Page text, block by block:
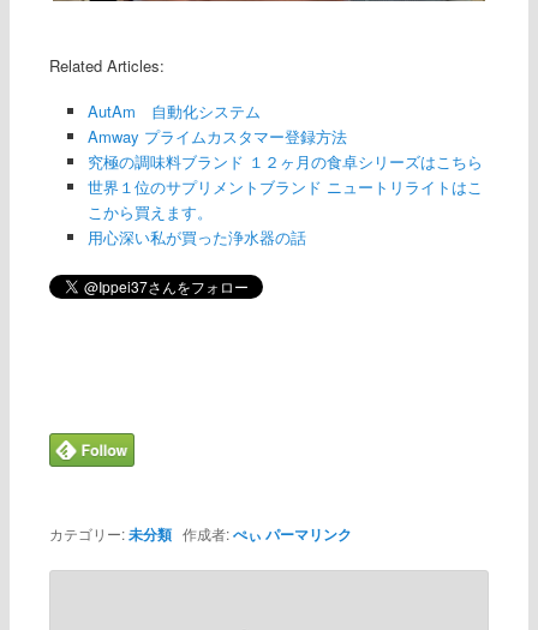
Related Articles:
AutAm 自動化システム
Amway プライムカスタマー登録方法
究極の調味料ブランド １２ヶ月の食卓シリーズはこちら
世界１位のサプリメントブランド ニュートリライトはこ
こから買えます。
用心深い私が買った浄水器の話
カテゴリー:未分類作成者:ぺぃ パーマリンク